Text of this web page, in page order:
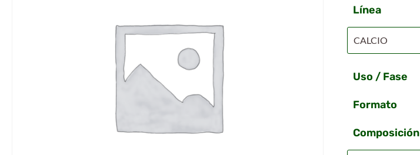
Línea
CALCIO
Uso / Fase
Formato
Composición